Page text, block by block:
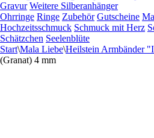
Gravur Weitere Silberanhänger
Ohrringe Ringe Zubehör Gutscheine
Hochzeitsschmuck Schmuck mit Herz
Schätzchen Seelenblüte
Start\Mala Liebe\Heilstein Armbänder
(Granat) 4 mm